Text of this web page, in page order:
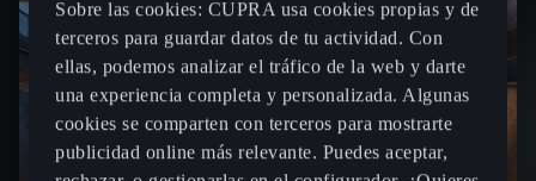
Sobre las cookies: CUPRA usa cookies propias y de
terceros para guardar datos de tu actividad. Con
ellas, podemos analizar el tráfico de la web y darte
una experiencia completa y personalizada. Algunas
cookies se comparten con terceros para mostrarte
publicidad online más relevante. Puedes aceptar,